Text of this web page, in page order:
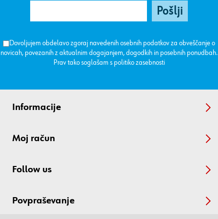
Dovoljujem obdelavo zgoraj navedenih osebnih podatkov za obveščanje o
novicah, povezanih z aktualnim dogajanjem, dogodkih in posebnih ponudbah.
Prav tako soglašam s politiko zasebnosti
Informacije
Moj račun
Follow us
Povpraševanje